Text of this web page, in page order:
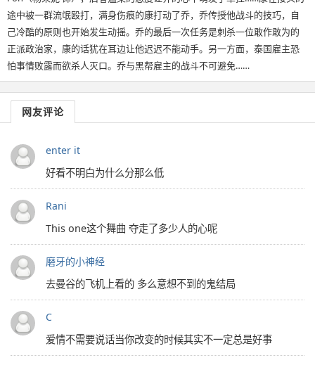
途中被一群流氓殴打，满身伤痕的康打动了乔，乔传授他战斗的技巧，自
己冷酷的原则也开始发生动摇。乔的最后一次任务是刺杀一位敢作敢为的
正派政治家，康的话犹在耳边让他迟迟不能动手。另一方面，泰国雇主恐
怕事情败露而欲杀人灭口。乔与黑帮雇主的战斗不可避免……
网友评论
enter it
好看不明白为什么分那么低
Rani
This one这个舞曲 夺走了多少人的心呢
磨牙的小神经
去曼谷的飞机上看的 多么意想不到的鬼结局
C
爱情不需要说话当你改变的时候其实不一定总是好事